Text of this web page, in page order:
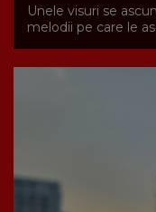
Unele visuri se
melodii pe care le